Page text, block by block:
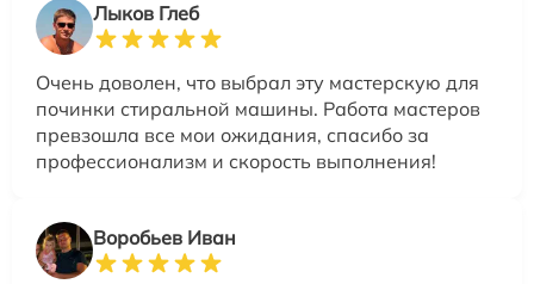
Лыков Глеб
Очень доволен, что выбрал эту мастерскую для
починки стиральной машины. Работа мастеров
превзошла все мои ожидания, спасибо за
профессионализм и скорость выполнения!
Воробьев Иван